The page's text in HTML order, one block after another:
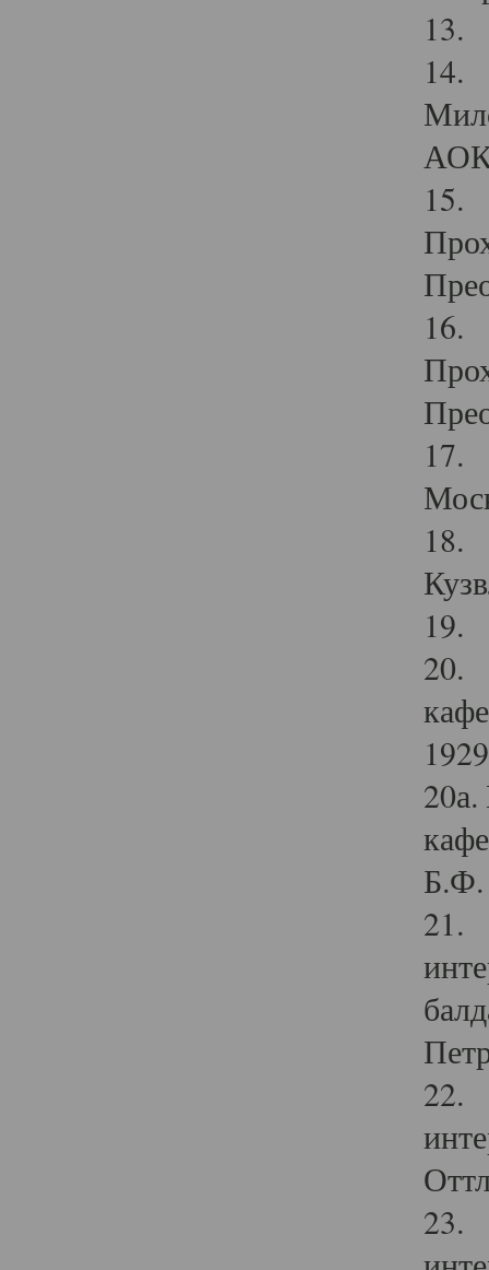
13.
14.
15.
16.
17.
18.
19.
20.
Б.Ф.
21.
22.
23.